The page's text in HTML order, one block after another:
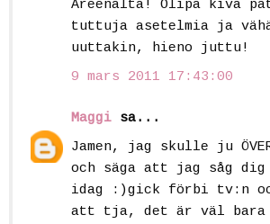
Areenalta! Olipa kiva
tuttuja asetelmia ja
uuttakin, hieno juttu!
9 mars 2011 17:43:00
Maggi sa...
Jamen, jag skulle ju
och säga att jag såg dig
idag :)gick förbi tv:n
att tja, det är väl bara